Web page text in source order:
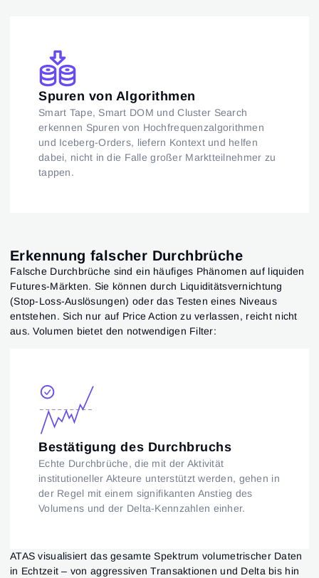
Spuren von Algorithmen
Smart Tape, Smart DOM und Cluster Search
erkennen Spuren von Hochfrequenzalgorithmen
und Iceberg-Orders, liefern Kontext und helfen
dabei, nicht in die Falle großer Marktteilnehmer zu
tappen.
Erkennung falscher Durchbrüche
Falsche Durchbrüche sind ein häufiges Phänomen auf liquiden
Futures-Märkten. Sie können durch Liquiditätsvernichtung
(Stop-Loss-Auslösungen) oder das Testen eines Niveaus
entstehen. Sich nur auf Price Action zu verlassen, reicht nicht
aus. Volumen bietet den notwendigen Filter:
Bestätigung des Durchbruchs
Echte Durchbrüche, die mit der Aktivität
institutioneller Akteure unterstützt werden, gehen in
der Regel mit einem signifikanten Anstieg des
Volumens und der Delta-Kennzahlen einher.
ATAS visualisiert das gesamte Spektrum volumetrischer Daten
in Echtzeit – von aggressiven Transaktionen und Delta bis hin